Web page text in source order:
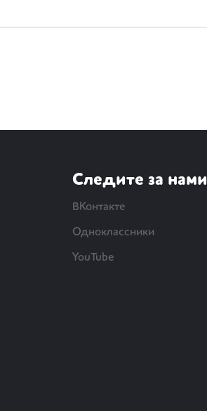
Следите за нами
ВКонтакте
Одноклассники
YouTube